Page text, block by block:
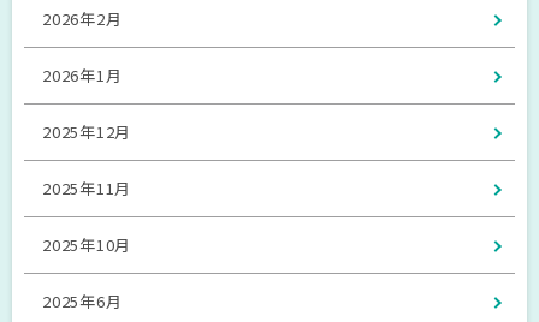
2026年2月
2026年1月
2025年12月
2025年11月
2025年10月
2025年6月